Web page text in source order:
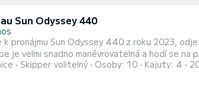
Sun Odyssey 440
k pronájmu Sun Odyssey 440 z roku 2023,
snadno manévrovatelná a hodí se na plavbu trvající jeden
S celkovou délkou13 m a výkonem HP bude
Skipper volitelný Osoby: 10 Kajuty: 4